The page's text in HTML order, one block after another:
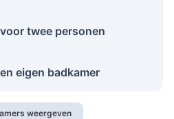
twee personen
eigen badkamer
weergeven